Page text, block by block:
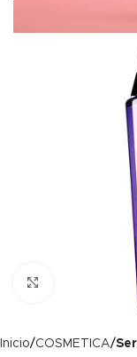
Clic para
Inicio COSMETICA